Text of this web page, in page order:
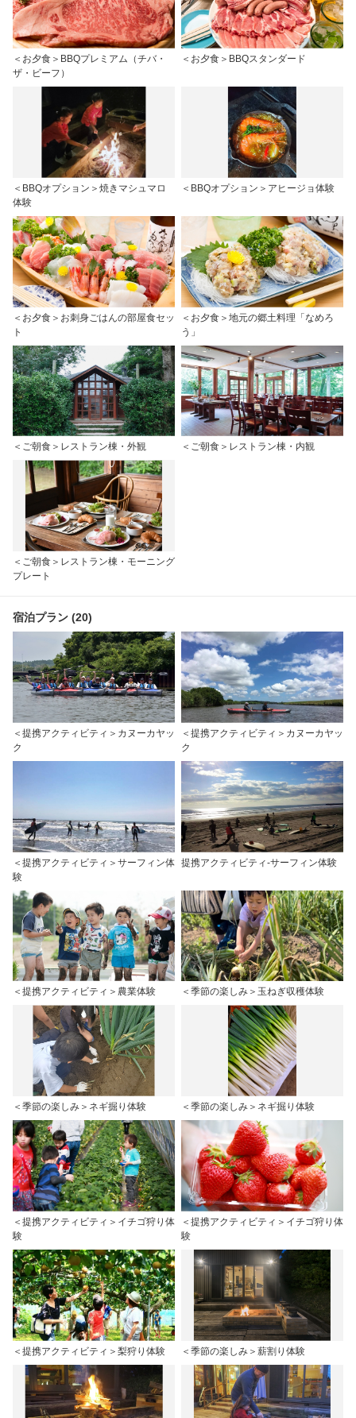
＜お夕食＞BBQプレミアム（チバ・
ザ・ビーフ）
＜お夕食＞BBQスタンダード
＜BBQオプション＞焼きマシュマロ
体験
＜BBQオプション＞アヒージョ体験
＜お夕食＞お刺身ごはんの部屋食セッ
ト
＜お夕食＞地元の郷土料理「なめろ
う」
＜ご朝食＞レストラン棟・外観 ＜ご朝食＞レストラン棟・内観
＜ご朝食＞レストラン棟・モーニング
プレート
宿泊プラン (20)
＜提携アクティビティ＞カヌーカヤッ
ク
＜提携アクティビティ＞カヌーカヤッ
ク
＜提携アクティビティ＞サーフィン体
験
提携アクティビティ-サーフィン体験
＜提携アクティビティ＞農業体験 ＜季節の楽しみ＞玉ねぎ収穫体験
＜季節の楽しみ＞ネギ掘り体験 ＜季節の楽しみ＞ネギ掘り体験
＜提携アクティビティ＞イチゴ狩り体
験
＜提携アクティビティ＞イチゴ狩り体
験
＜提携アクティビティ＞梨狩り体験 ＜季節の楽しみ＞薪割り体験